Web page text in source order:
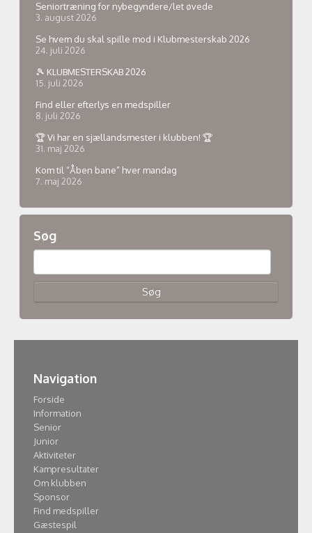
Seniortræning for nybegyndere/let øvede
3. august 2026
Se hvem du skal spille mod i Klubmesterskab 2026
24. juli 2026
🎾 KLUBMESTERSKAB 2026
15. juli 2026
Find eller efterlys en medspiller
8. juli 2026
🏆 Vi har en sjællandsmester i klubben! 🏆
31. maj 2026
Kom til “Åben bane” hver mandag
7. maj 2026
Søg
Navigation
Forside
Information
Senior
Junior
Aktiviteter
Kampresultater
Om klubben
Sponsor
Find medspiller
Gæstespil